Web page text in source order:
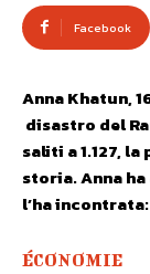
Facebook
Anna Khatun,
disastro del
saliti a 1.127,
storia. Anna
l’ha incontrata:
ÉCONOMIE